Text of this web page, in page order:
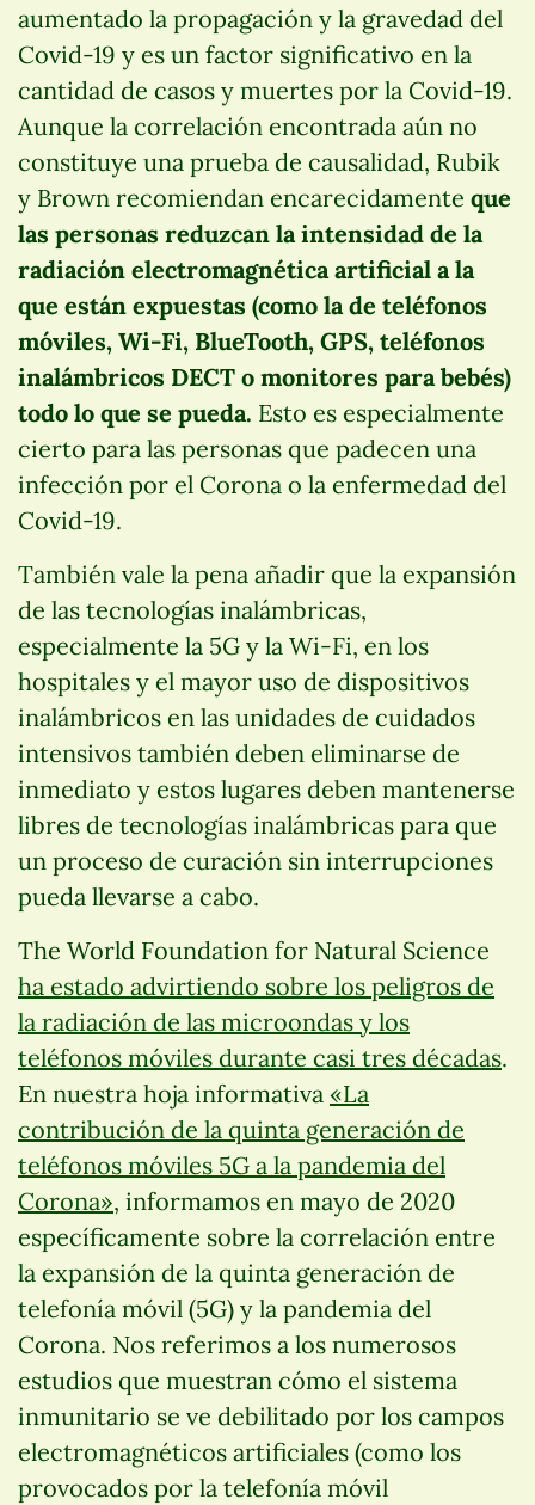
aumentado la propagación y la gravedad del
Covid-19 y es un factor significativo en la
cantidad de casos y muertes por la Covid-19.
Aunque la correlación encontrada aún no
constituye una prueba de causalidad, Rubik
y Brown recomiendan encarecidamente que
las personas reduzcan la intensidad de la
radiación electromagnética artificial a la
que están expuestas (como la de teléfonos
móviles, Wi-Fi, BlueTooth, GPS, teléfonos
inalámbricos DECT o monitores para bebés)
todo lo que se pueda. Esto es especialmente
cierto para las personas que padecen una
infección por el Corona o la enfermedad del
Covid-19.
También vale la pena añadir que la expansión
de las tecnologías inalámbricas,
especialmente la 5G y la Wi-Fi, en los
hospitales y el mayor uso de dispositivos
inalámbricos en las unidades de cuidados
intensivos también deben eliminarse de
inmediato y estos lugares deben mantenerse
libres de tecnologías inalámbricas para que
un proceso de curación sin interrupciones
pueda llevarse a cabo.
The World Foundation for Natural Science
ha estado advirtiendo sobre los peligros de
la radiación de las microondas y los
teléfonos móviles durante casi tres décadas.
En nuestra hoja informativa «La
contribución de la quinta generación de
teléfonos móviles 5G a la pandemia del
Corona», informamos en mayo de 2020
específicamente sobre la correlación entre
la expansión de la quinta generación de
telefonía móvil (5G) y la pandemia del
Corona. Nos referimos a los numerosos
estudios que muestran cómo el sistema
inmunitario se ve debilitado por los campos
electromagnéticos artificiales (como los
provocados por la telefonía móvil